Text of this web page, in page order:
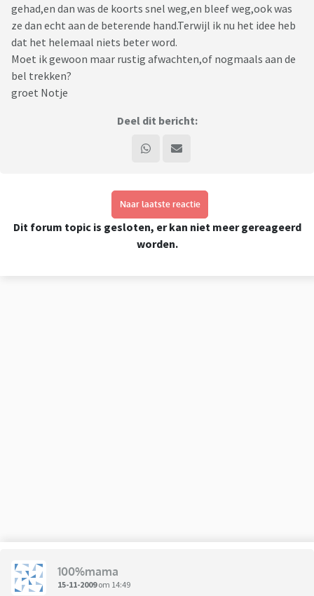
gehad,en dan was de koorts snel weg,en bleef weg,ook was
ze dan echt aan de beterende hand.Terwijl ik nu het idee heb
dat het helemaal niets beter word.
Moet ik gewoon maar rustig afwachten,of nogmaals aan de
bel trekken?
groet Notje
Deel dit bericht:
Naar laatste reactie
Dit forum topic is gesloten, er kan niet meer gereageerd
worden.
100%mama
15-11-2009om 14:49